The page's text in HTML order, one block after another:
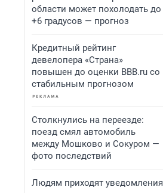
области может похолодать до
+6 градусов — прогноз
Кредитный рейтинг
девелопера «Страна»
повышен до оценки BBB.ru со
стабильным прогнозом
Столкнулись на переезде:
поезд смял автомобиль
между Мошково и Сокуром —
фото последствий
Людям приходят уведомления